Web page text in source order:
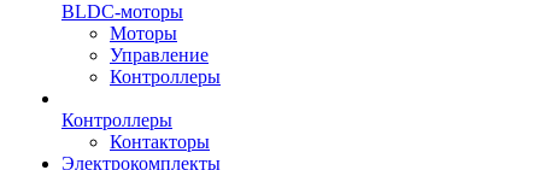
BLDC-моторы
Моторы
Управление
Контроллеры
Контроллеры
Контакторы
Электрокомплекты